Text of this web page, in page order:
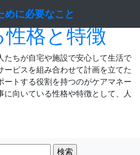
めに必要なこと
ジャーに向
格と特徴
たちが自宅や施設で安心して生活で
ービスを組み合わせて計画を立てた
ートする役割を持つのがケアマネー
に向いている性格や特徴として、人